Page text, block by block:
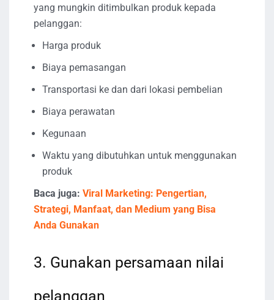
yang mungkin ditimbulkan produk kepada
pelanggan:
Harga produk
Biaya pemasangan
Transportasi ke dan dari lokasi pembelian
Biaya perawatan
Kegunaan
Waktu yang dibutuhkan untuk menggunakan
produk
Baca juga: Viral Marketing: Pengertian,
Strategi, Manfaat, dan Medium yang Bisa
Anda Gunakan
3. Gunakan persamaan nilai
pelanggan